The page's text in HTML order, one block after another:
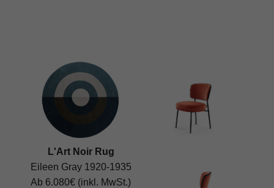
L'Art Noir Rug
Eileen Gray 1920-1935
Ab 6.080€ (inkl. MwSt.)